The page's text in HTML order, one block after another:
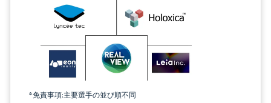
*免責事項:主要選手の並び順不同